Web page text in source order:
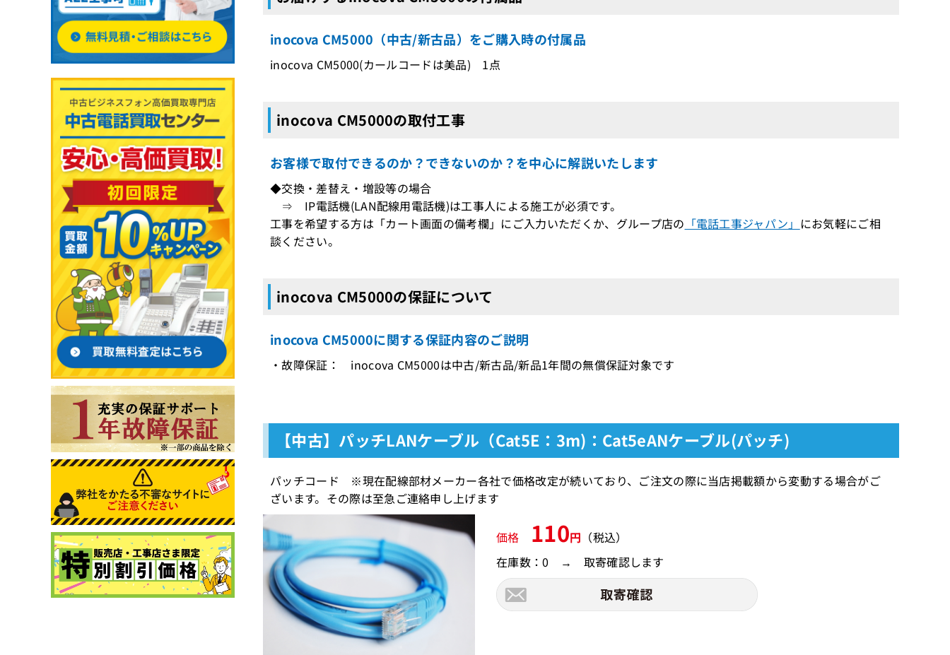
inocova CM5000（中古/新古品）をご購入時の付属品
inocova CM5000(カールコードは美品) 1点
inocova CM5000の取付工事
お客様で取付できるのか？できないのか？を中心に解説いたします
◆交換・差替え・増設等の場合
⇒ IP電話機(LAN配線用電話機)は工事人による施工が必須です。
工事を希望する方は「カート画面の備考欄」にご入力いただくか、グループ店の 「電話工事ジャパン」 にお気軽にご相
談ください。
inocova CM5000の保証について
inocova CM5000に関する保証内容のご説明
・故障保証： inocova CM5000は中古/新古品/新品1年間の無償保証対象です
【中古】パッチLANケーブル（Cat5E：3m)：Cat5eANケーブル(パッチ)
パッチコード ※現在配線部材メーカー各社で価格改定が続いており、ご注文の際に当店掲載額から変動する場合がご
ざいます。その際は至急ご連絡申し上げます
価格 110円 （税込）
在庫数：0 → 取寄確認します